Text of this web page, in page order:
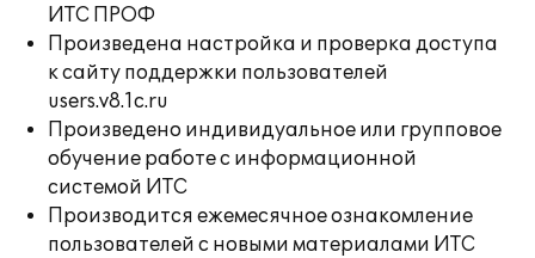
ИТС ПРОФ
Произведена настройка и проверка доступа
к сайту поддержки пользователей
users.v8.1c.ru
Произведено индивидуальное или групповое
обучение работе с информационной
системой ИТС
Производится ежемесячное ознакомление
пользователей с новыми материалами ИТС